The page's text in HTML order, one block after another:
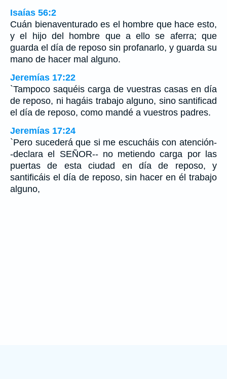
Isaías 56:2
Cuán bienaventurado es el hombre que hace esto,
y el hijo del hombre que a ello se aferra; que
guarda el día de reposo sin profanarlo, y guarda su
mano de hacer mal alguno.
Jeremías 17:22
`Tampoco saquéis carga de vuestras casas en día
de reposo, ni hagáis trabajo alguno, sino santificad
el día de reposo, como mandé a vuestros padres.
Jeremías 17:24
`Pero sucederá que si me escucháis con atención-
-declara el SEÑOR-- no metiendo carga por las
puertas de esta ciudad en día de reposo, y
santificáis el día de reposo, sin hacer en él trabajo
alguno,